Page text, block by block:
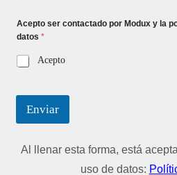
Acepto ser contactado por Modux y la
datos *
Acepto
Enviar
Al llenar esta forma, está
uso de datos: